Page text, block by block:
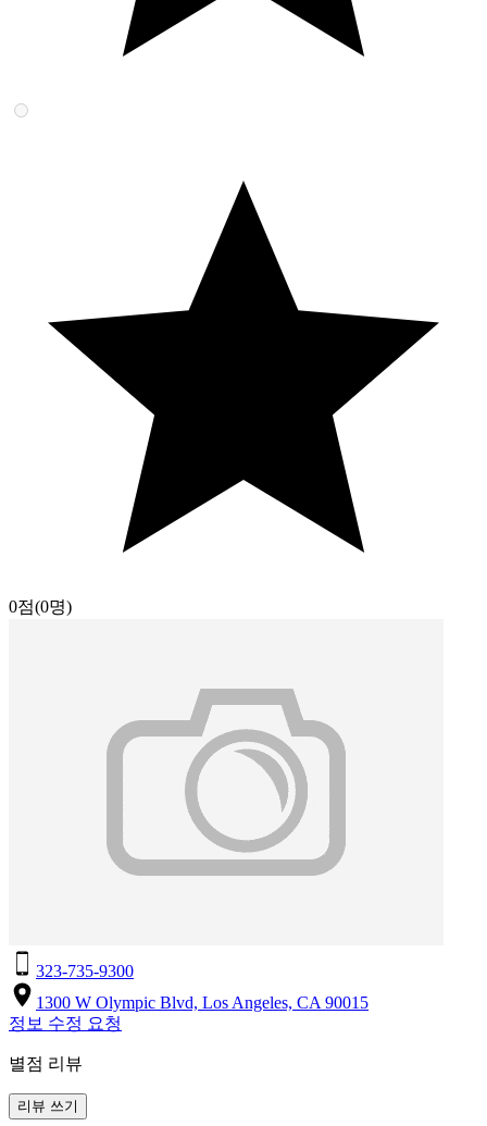
0점(0명)
323-735-9300
1300 W Olympic Blvd, Los Angeles, CA 90015
정보 수정 요청
별점 리뷰
리뷰 쓰기